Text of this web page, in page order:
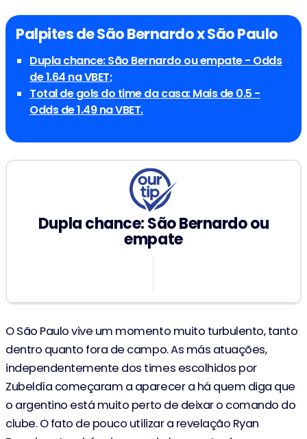
Palpites de São Bernardo x São Paulo
Dupla chance: São Bernardo ou empate - Odds
de 1.64 na VBET;
Total de gols do time da casa: Mais de 0.5 -
Odds de 1.49 na VBET.
Dupla chance: São Bernardo ou
empate
O São Paulo vive um momento muito turbulento, tanto
dentro quanto fora de campo. As más atuações,
independentemente dos times escolhidos por
Zubeldía começaram a aparecer a há quem diga que
o argentino está muito perto de deixar o comando do
clube. O fato de pouco utilizar a revelação Ryan